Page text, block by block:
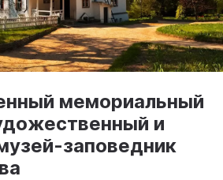
мемориальный
и
заповедник